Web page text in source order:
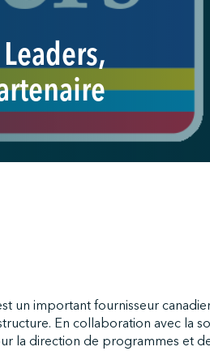
un important fournisseur
En collaboration avec la
la direction de programmes et